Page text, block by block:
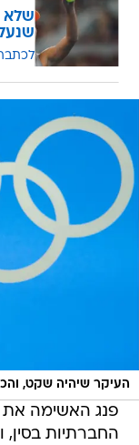
שלא
העיקר שיהיה שקט,
פנג האשימה את
החברתיות